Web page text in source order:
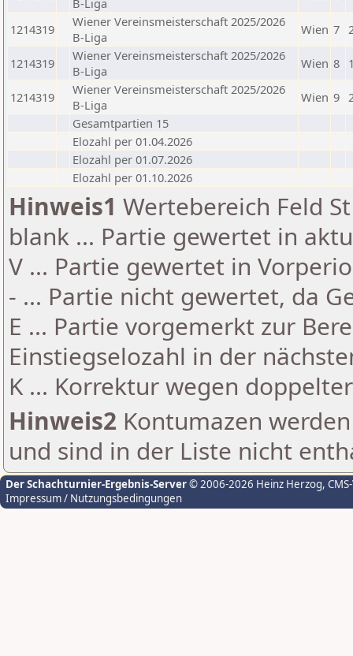
B-Liga
1214319
Wiener Vereinsmeisterschaft 2025/2026
B-Liga
Wien 7
1214319
Wiener Vereinsmeisterschaft 2025/2026
B-Liga
Wien 8
1214319
Wiener Vereinsmeisterschaft 2025/2026
B-Liga
Wien 9
Gesamtpartien 15
Elozahl per 01.04.2026
Elozahl per 01.07.2026
Elozahl per 01.10.2026
Hinweis1 Wertebereich Feld
blank ... Partie gewertet in
V ... Partie gewertet in
- ... Partie nicht gewertet, da
E ... Partie vorgemerkt zur
Einstiegselozahl in der
K ... Korrektur wegen
Hinweis2 Kontumazen
und sind in der Liste nicht
Der Schachturnier-Ergebnis-Server© 2006-2026 Heinz Herzog,
Impressum / Nutzungsbedingungen